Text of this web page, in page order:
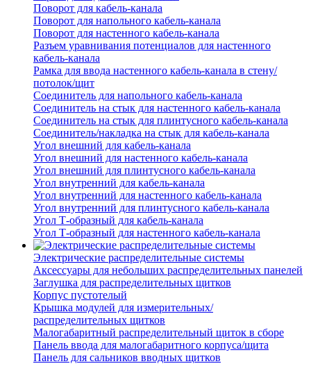
Поворот для кабель-канала
Поворот для напольного кабель-канала
Поворот для настенного кабель-канала
Разъем уравнивания потенциалов для настенного
кабель-канала
Рамка для ввода настенного кабель-канала в стену/
потолок/щит
Соединитель для напольного кабель-канала
Соединитель на стык для настенного кабель-канала
Соединитель на стык для плинтусного кабель-канала
Соединитель/накладка на стык для кабель-канала
Угол внешний для кабель-канала
Угол внешний для настенного кабель-канала
Угол внешний для плинтусного кабель-канала
Угол внутренний для кабель-канала
Угол внутренний для настенного кабель-канала
Угол внутренний для плинтусного кабель-канала
Угол Т-образный для кабель-канала
Угол Т-образный для настенного кабель-канала
Электрические распределительные системы
Аксессуары для небольших распределительных панелей
Заглушка для распределительных щитков
Корпус пустотелый
Крышка модулей для измерительных/
распределительных щитков
Малогабаритный распределительный щиток в сборе
Панель ввода для малогабаритного корпуса/щита
Панель для сальников вводных щитков